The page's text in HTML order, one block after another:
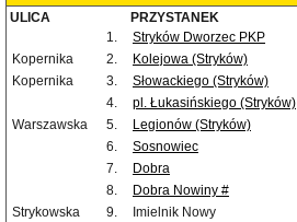
ULICA PRZYSTANEK
1.
Stryków Dworzec PKP
Kopernika
2.
Kolejowa (Stryków)
Kopernika
3.
Słowackiego (Stryków)
4.
pl. Łukasińskiego (Stryków)
Warszawska
5.
Legionów (Stryków)
6.
Sosnowiec
7.
Dobra
8.
Dobra Nowiny #
Strykowska
9.
Imielnik Nowy